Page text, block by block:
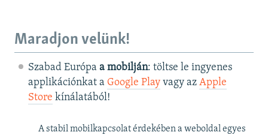
Maradjon velünk!
Szabad Európa a mobilján: töltse le ingyenes
applikációnkat a Google Playvagy az Apple
Store kínálatából!
A stabil mobilkapcsolat érdekében a weboldal egyes